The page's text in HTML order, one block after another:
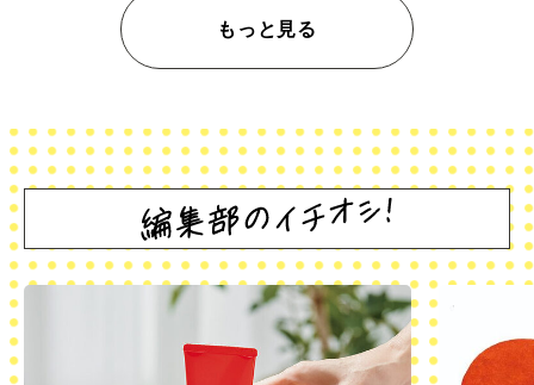
もっと見る